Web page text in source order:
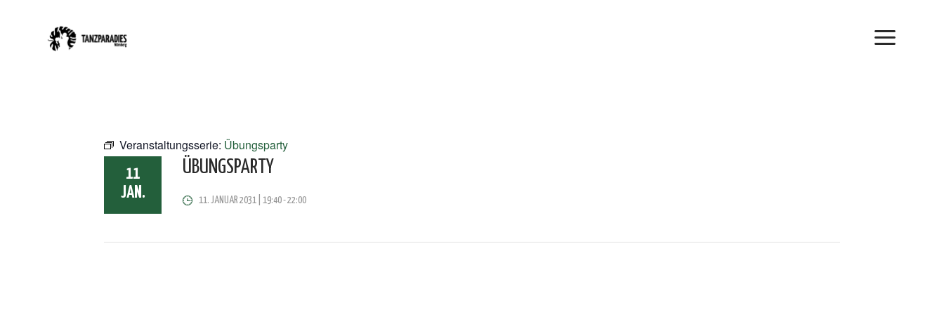
Veranstaltungsserie: Übungsparty
11
JAN.
ÜBUNGSPARTY
11. JANUAR 2031 | 19:40-22:00